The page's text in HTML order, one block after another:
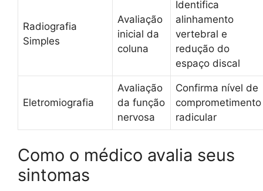
Radiografia
Simples
Avaliação
inicial da
coluna
Identifica
alinhamento
vertebral e
redução do
espaço discal
Eletromiografia
Avaliação
da função
nervosa
Confirma nível de
comprometimento
radicular
Como o médico avalia seus
sintomas